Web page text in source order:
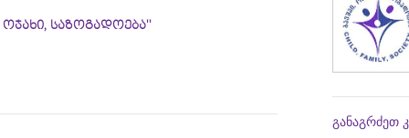
ოჯახი, საზოგადოება''
განაგრძეთ